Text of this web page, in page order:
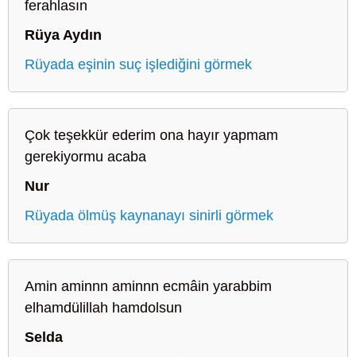
ferahlasın
Rüya Aydın
Rüyada eşinin suç işlediğini görmek
Çok teşekkür ederim ona hayır yapmam
gerekiyormu acaba
Nur
Rüyada ölmüş kaynanayı sinirli görmek
Amin aminnn aminnn ecmâin yarabbim
elhamdülillah hamdolsun
Selda